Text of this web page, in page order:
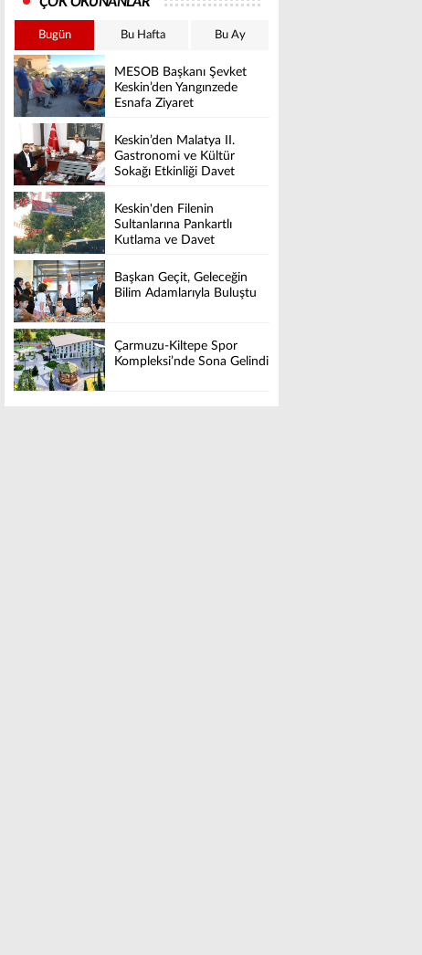
Bugün Bu Hafta Bu Ay
MESOB Başkanı Şevket
Keskin’den Yangınzede
Esnafa Ziyaret
Keskin’den Malatya II.
Gastronomi ve Kültür
Sokağı Etkinliği Davet
Keskin'den Filenin
Sultanlarına Pankartlı
Kutlama ve Davet
Başkan Geçit, Geleceğin
Bilim Adamlarıyla Buluştu
Çarmuzu-Kiltepe Spor
Kompleksi’nde Sona Gelindi